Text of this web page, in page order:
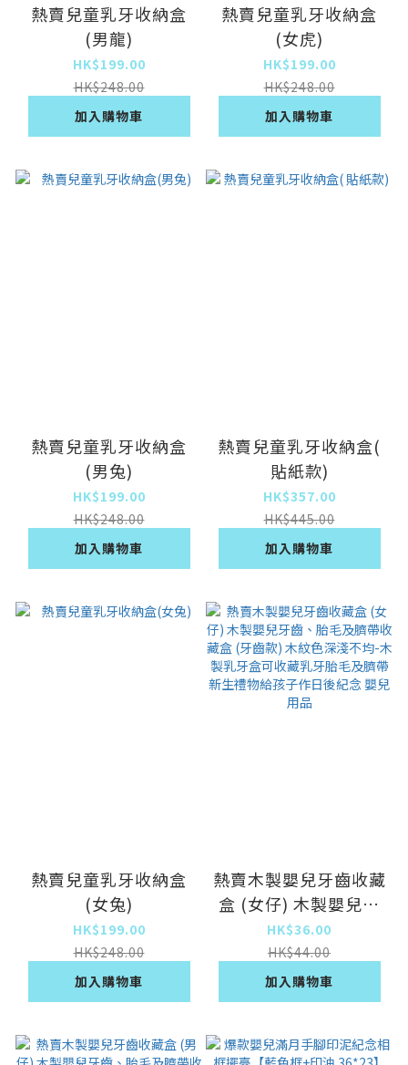
熱賣兒童乳牙收納盒
(男龍)
HK$199.00
HK$248.00
加入購物車
熱賣兒童乳牙收納盒
(女虎)
HK$199.00
HK$248.00
加入購物車
熱賣兒童乳牙收納盒
(男兔)
HK$199.00
HK$248.00
加入購物車
熱賣兒童乳牙收納盒(
貼紙款)
HK$357.00
HK$445.00
加入購物車
熱賣兒童乳牙收納盒
(女兔)
HK$199.00
HK$248.00
加入購物車
熱賣木製嬰兒牙齒收藏
盒 (女仔) 木製嬰兒牙
齒、胎毛及臍帶收藏盒
(牙齒款) 木紋色深淺
不均-木製乳牙盒可收
藏乳牙胎毛及臍帶新生
嬰兒用品
HK$36.00
HK$44.00
加入購物車